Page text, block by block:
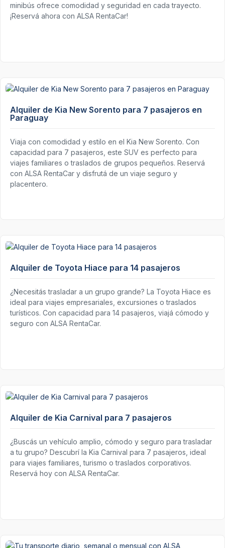
minibús ofrece comodidad y seguridad en cada trayecto.
¡Reservá ahora con ALSA RentaCar!
Alquiler de Kia New Sorento para 7 pasajeros en
Paraguay
Viaja con comodidad y estilo en el Kia New Sorento. Con
capacidad para 7 pasajeros, este SUV es perfecto para
viajes familiares o traslados de grupos pequeños. Reservá
con ALSA RentaCar y disfrutá de un viaje seguro y
placentero.
Alquiler de Toyota Hiace para 14 pasajeros
¿Necesitás trasladar a un grupo grande? La Toyota Hiace es
ideal para viajes empresariales, excursiones o traslados
turísticos. Con capacidad para 14 pasajeros, viajá cómodo y
seguro con ALSA RentaCar.
Alquiler de Kia Carnival para 7 pasajeros
¿Buscás un vehículo amplio, cómodo y seguro para trasladar
a tu grupo? Descubrí la Kia Carnival para 7 pasajeros, ideal
para viajes familiares, turismo o traslados corporativos.
Reservá hoy con ALSA RentaCar.